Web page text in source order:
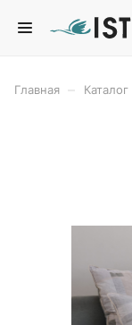
Главная Каталог